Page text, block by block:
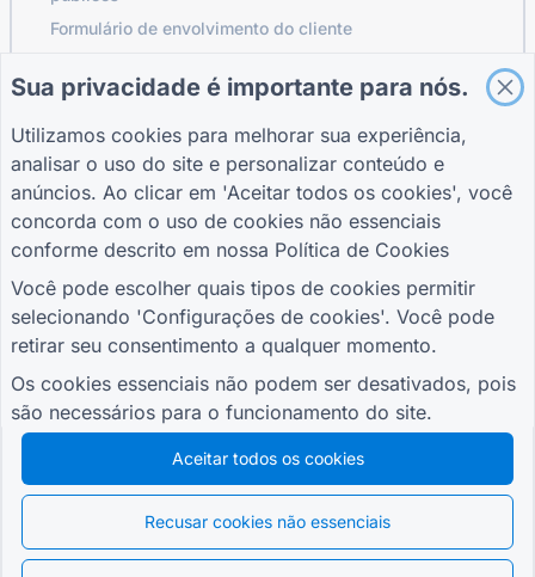
Formulário de envolvimento do cliente
GUIAS
Central de Ajuda
Blogue
TIGER FORM Guia
EMPRESA
Sobre nós
Contate-nos
TERMOS
Termos
política de
Privacidade
Configurações de
cookies
Sua privacidade é importante para nós.
Utilizamos cookies para melhorar sua experiência,
analisar o uso do site e personalizar conteúdo e
anúncios. Ao clicar em 'Aceitar todos os cookies', você
concorda com o uso de cookies não essenciais
conforme descrito em nossa Política de Cookies
Você pode escolher quais tipos de cookies permitir
selecionando 'Configurações de cookies'. Você pode
retirar seu consentimento a qualquer momento.
Os cookies essenciais não podem ser desativados, pois
são necessários para o funcionamento do site.
Aceitar todos os cookies
Recusar cookies não essenciais